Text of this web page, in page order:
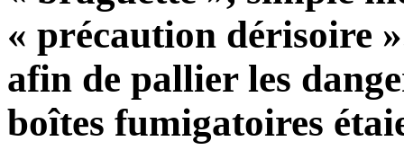
« précaution dérisoire
afin de pallier les
boîtes fumigatoires